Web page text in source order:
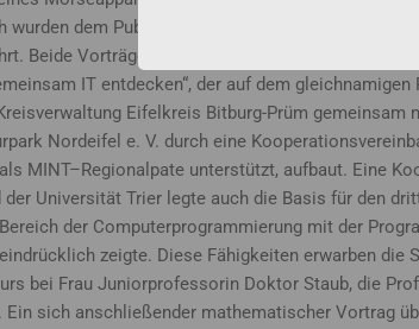
wurden dem Publikum die Funktionsweisen und
Beide Vorträge thematisierten dabei Inhalte
IT entdecken“, der auf dem gleichnamigen
Eifelkreis Bitburg-Prüm gemeinsam
Nordeifel e. V. durch eine
MINT–Regionalpate unterstützt, aufbaut. Eine
Universität Trier legte auch die Basis für den
der Computerprogrammierung mit der
zeigte. Diese Fähigkeiten erwarben die
bei Frau Juniorprofessorin Doktor Staub, die
sich anschließender mathematischer Vortrag